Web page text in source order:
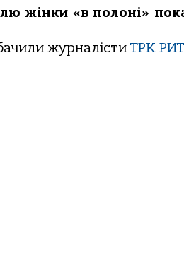
жінки «в полоні»
журналісти ТРК